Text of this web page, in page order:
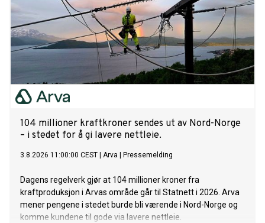
104 millioner kraftkroner sendes ut av Nord-Norge
– i stedet for å gi lavere nettleie.
3.8.2026 11:00:00 CEST Arva Pressemelding
Dagens regelverk gjør at 104 millioner kroner fra
kraftproduksjon i Arvas område går til Statnett i 2026. Arva
mener pengene i stedet burde bli værende i Nord-Norge og
komme kundene til gode via lavere nettleie.